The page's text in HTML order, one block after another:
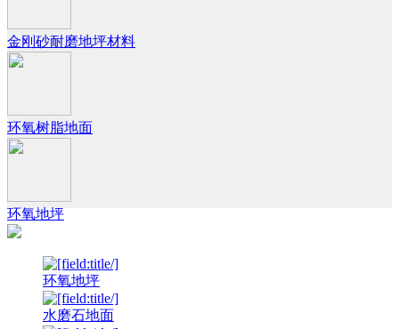
金刚砂耐磨地坪材料
环氧树脂地面
环氧地坪
环氧地坪
水磨石地面